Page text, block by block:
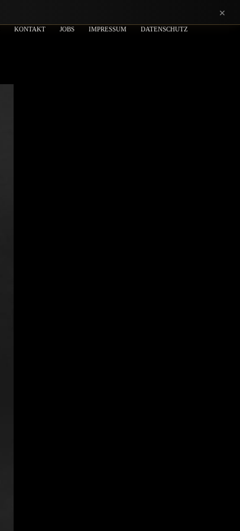
KONTAKT JOBS IMPRESSUM DATENSCHUTZ
×